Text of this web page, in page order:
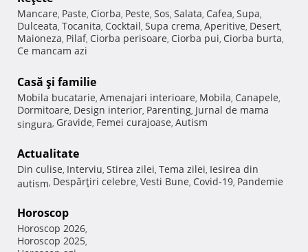
Mancare, Paste, Ciorba, Peste, Sos, Salata, Cafea, Supa,
Dulceata, Tocanita, Cocktail, Supa crema, Aperitive, Desert,
Maioneza, Pilaf, Ciorba perisoare, Ciorba pui, Ciorba burta,
Ce mancam azi
Casă şi familie
Mobila bucatarie, Amenajari interioare, Mobila, Canapele,
Dormitoare, Design interior, Parenting, Jurnal de mama
singura, Gravide, Femei curajoase, Autism
Actualitate
Din culise, Interviu, Stirea zilei, Tema zilei, Iesirea din
autism, Despărţiri celebre, Vesti Bune, Covid-19, Pandemie
Horoscop
Horoscop 2026,
Horoscop 2025,